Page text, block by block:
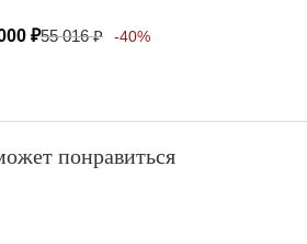
₽55 016₽ -40%
понравиться